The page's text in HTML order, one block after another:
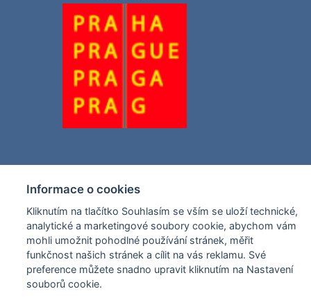
Informace o cookies
Kliknutím na tlačítko Souhlasím se vším se uloží technické,
analytické a marketingové soubory cookie, abychom vám
mohli umožnit pohodlné používání stránek, měřit
funkčnost našich stránek a cílit na vás reklamu. Své
preference můžete snadno upravit kliknutím na Nastavení
souborů cookie.